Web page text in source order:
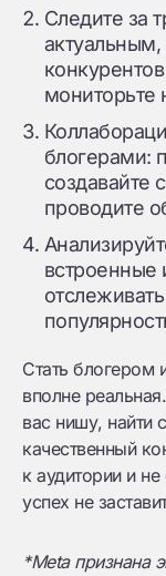
Следите за
мониторьте
блогерами:
создавайте
проводите
встроенные
Стать блогером
вполне
вас нишу, найти
качественный
к аудитории и
успех не
*Meta признана